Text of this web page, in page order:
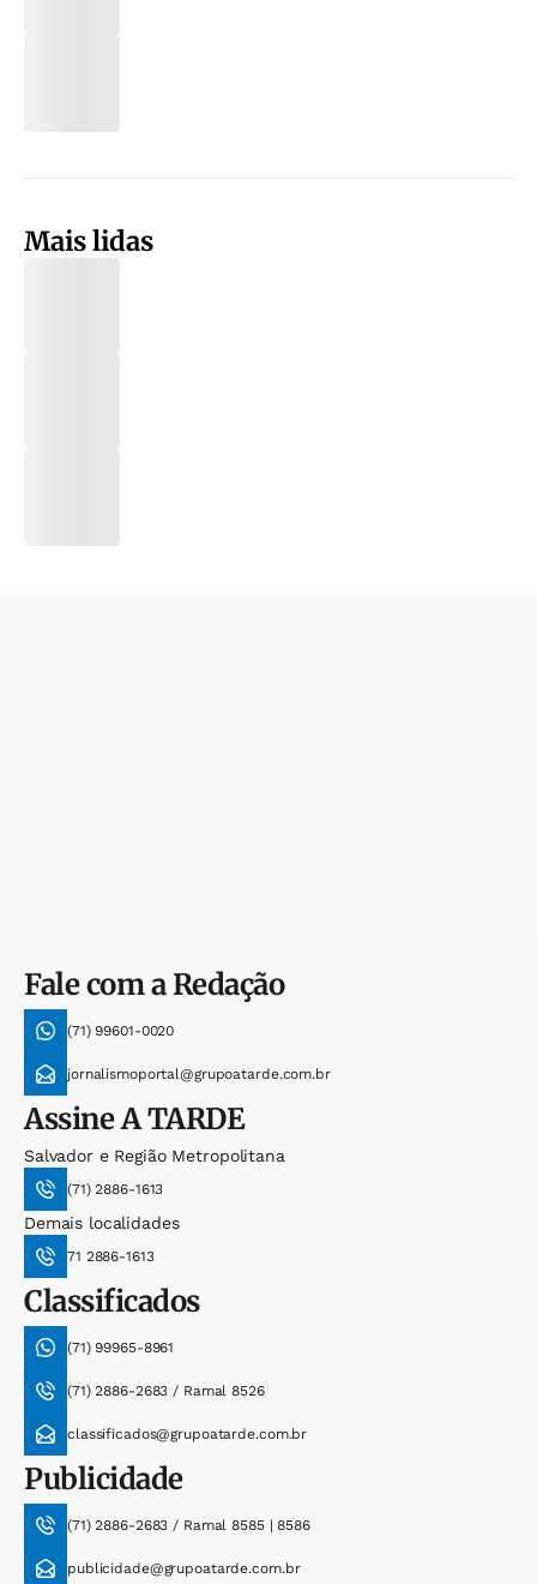
Mais lidas
Fale com a Redação
(71) 99601-0020
jornalismoportal@grupoatarde.com.br
AssineA TARDE
Salvador e Região Metropolitana
(71) 2886-1613
Demais localidades
71 2886-1613
Classificados
(71) 99965-8961
(71) 2886-2683 / Ramal 8526
classificados@grupoatarde.com.br
Publicidade
(71) 2886-2683 / Ramal 8585 | 8586
publicidade@grupoatarde.com.br